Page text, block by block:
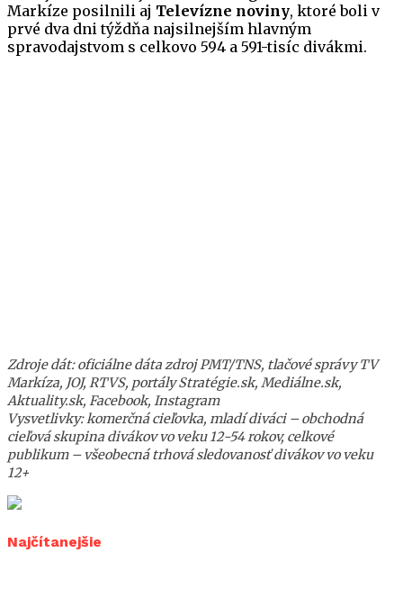
Markíze posilnili aj Televízne noviny, ktoré boli v
prvé dva dni týždňa najsilnejším hlavným
spravodajstvom s celkovo 594 a 591-tisíc divákmi.
Zdroje dát: oficiálne dáta zdroj PMT/TNS, tlačové správy TV
Markíza, JOJ, RTVS, portály Stratégie.sk, Mediálne.sk,
Aktuality.sk, Facebook, Instagram
Vysvetlivky: komerčná cieľovka, mladí diváci – obchodná
cieľová skupina divákov vo veku 12-54 rokov, celkové
publikum – všeobecná trhová sledovanosť divákov vo veku
12+
Najčítanejšie